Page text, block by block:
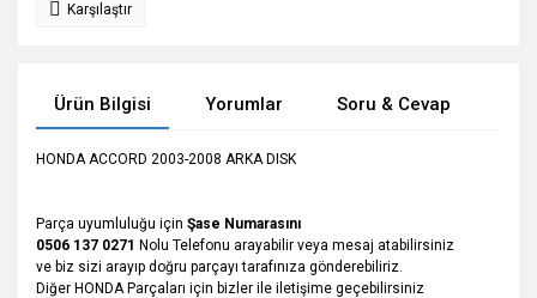
Karşılaştır
Ürün Bilgisi Yorumlar Soru & Cevap
HONDA ACCORD 2003-2008 ARKA DISK
Parça uyumluluğu için Şase Numarasını
0506 137 0271 Nolu Telefonu arayabilir veya mesaj atabilirsiniz
ve biz sizi arayıp doğru parçayı tarafınıza gönderebiliriz.
Diğer HONDA Parçaları için bizler ile iletişime geçebilirsiniz